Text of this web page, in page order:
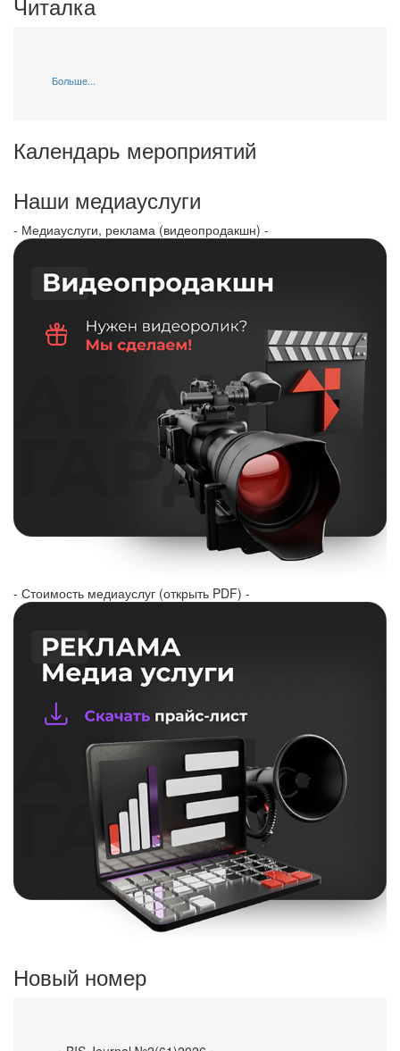
Больше...
Календарь мероприятий
Наши медиауслуги
- Медиауслуги, реклама (видеопродакшн) -
- Стоимость медиауслуг (открыть PDF) -
Новый номер